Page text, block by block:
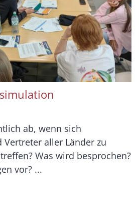
ab, wenn sich
aller Länder zu
Was wird besprochen?
vor? ...